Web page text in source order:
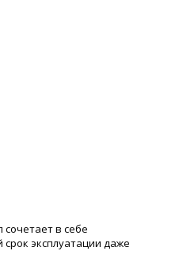
в себе
эксплуатации даже